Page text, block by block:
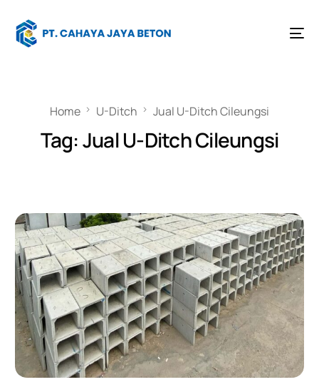
Home U-Ditch Jual U-Ditch Cileungsi
Tag:Jual U-Ditch Cileungsi